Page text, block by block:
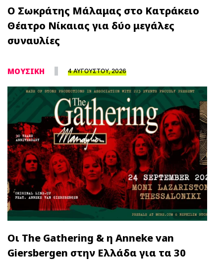
Ο Σωκράτης Μάλαμας στο Κατράκειο
Θέατρο Νίκαιας για δύο μεγάλες
συναυλίες
ΜΟΥΣΙΚΗ 4 ΑΥΓΟΥΣΤΟΥ, 2026
Οι The Gathering & η Anneke van
Giersbergen στην Ελλάδα για τα 30